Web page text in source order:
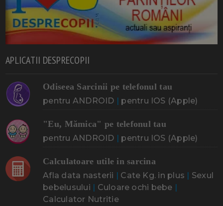
APLICATII DESPRECOPII
Odiseea Sarcinii pe telefonul tau
pentru ANDROID | pentru IOS (Apple)
"Eu, Mămica" pe telefonul tau
pentru ANDROID | pentru IOS (Apple)
Calculatoare utile in sarcina
Afla data nasterii | Cate Kg. in plus | Sexul
bebelusului | Culoare ochi bebe |
Calculator Nutritie